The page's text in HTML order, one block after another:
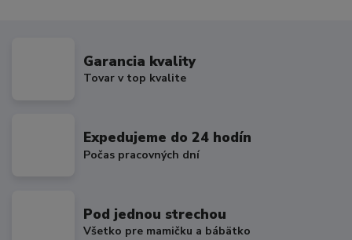
Garancia kvality
Tovar v top kvalite
Expedujeme do 24 hodín
Počas pracovných dní
Pod jednou strechou
Všetko pre mamičku a bábätko